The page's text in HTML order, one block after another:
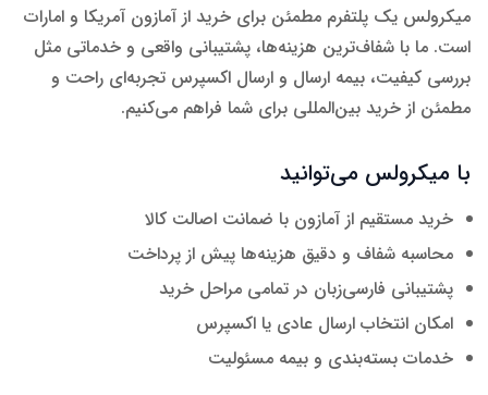
میکرولس یک پلتفرم مطمئن برای خرید از آمازون آمریکا و امارات
است. ما با شفاف‌ترین هزینه‌ها، پشتیبانی واقعی و خدماتی مثل
بررسی کیفیت، بیمه ارسال و ارسال اکسپرس تجربه‌ای راحت و
مطمئن از خرید بین‌المللی برای شما فراهم می‌کنیم.
با میکرولس می‌توانید
خرید مستقیم از آمازون با ضمانت اصالت کالا
محاسبه شفاف و دقیق هزینه‌ها پیش از پرداخت
پشتیبانی فارسی‌زبان در تمامی مراحل خرید
امکان انتخاب ارسال عادی یا اکسپرس
خدمات بسته‌بندی و بیمه مسئولیت